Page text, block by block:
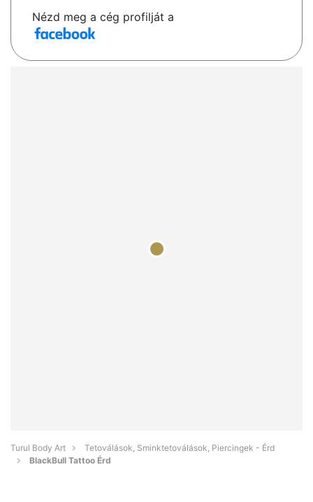
Nézd meg a cég profilját a
Turul Body Art
Tetoválások, Sminktetoválások, Piercingek - Érd
BlackBull Tattoo Érd